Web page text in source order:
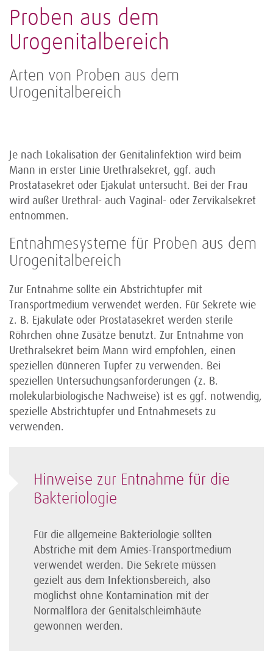
Proben aus dem
Urogenitalbereich
Arten von Proben aus dem
Urogenitalbereich
Je nach Lokalisation der Genitalinfektion wird beim
Mann in erster Linie Urethralsekret, ggf. auch
Prostatasekret oder Ejakulat untersucht. Bei der Frau
wird außer Urethral- auch Vaginal- oder Zervikalsekret
entnommen.
Entnahmesysteme für Proben aus dem
Urogenitalbereich
Zur Entnahme sollte ein Abstrichtupfer mit
Transportmedium verwendet werden. Für Sekrete wie
z. B. Ejakulate oder Prostatasekret werden sterile
Röhrchen ohne Zusätze benutzt. Zur Entnahme von
Urethralsekret beim Mann wird empfohlen, einen
speziellen dünneren Tupfer zu verwenden. Bei
speziellen Untersuchungsanforderungen (z. B.
molekularbiologische Nachweise) ist es ggf. notwendig,
spezielle Abstrichtupfer und Entnahmesets zu
verwenden.
Hinweise zur Entnahme für die
Bakteriologie
Für die allgemeine Bakteriologie sollten
Abstriche mit dem Amies-Transportmedium
verwendet werden. Die Sekrete müssen
gezielt aus dem Infektionsbereich, also
möglichst ohne Kontamination mit der
Normalflora der Genital­schleim­häute
gewonnen werden.